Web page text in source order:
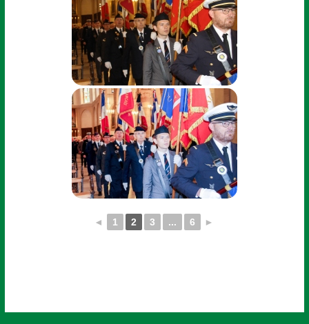
◄ 1 2 3 ... 6 ►